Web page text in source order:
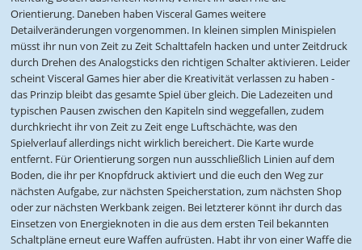
Orientierung. Daneben haben Visceral Games weitere
Detailveränderungen vorgenommen. In kleinen simplen Minispielen
müsst ihr nun von Zeit zu Zeit Schalttafeln hacken und unter Zeitdruck
durch Drehen des Analogsticks den richtigen Schalter aktivieren. Leider
scheint Visceral Games hier aber die Kreativität verlassen zu haben -
das Prinzip bleibt das gesamte Spiel über gleich. Die Ladezeiten und
typischen Pausen zwischen den Kapiteln sind weggefallen, zudem
durchkriecht ihr von Zeit zu Zeit enge Luftschächte, was den
Spielverlauf allerdings nicht wirklich bereichert. Die Karte wurde
entfernt. Für Orientierung sorgen nun ausschließlich Linien auf dem
Boden, die ihr per Knopfdruck aktiviert und die euch den Weg zur
nächsten Aufgabe, zur nächsten Speicherstation, zum nächsten Shop
oder zur nächsten Werkbank zeigen. Bei letzterer könnt ihr durch das
Einsetzen von Energieknoten in die aus dem ersten Teil bekannten
Schaltpläne erneut eure Waffen aufrüsten. Habt ihr von einer Waffe die